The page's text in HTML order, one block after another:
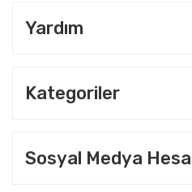
Yardım
Kategoriler
Sosyal Medya